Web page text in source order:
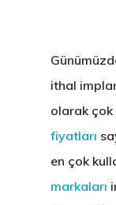
ithal
olarak çok
fiyatları
en çok
markaları